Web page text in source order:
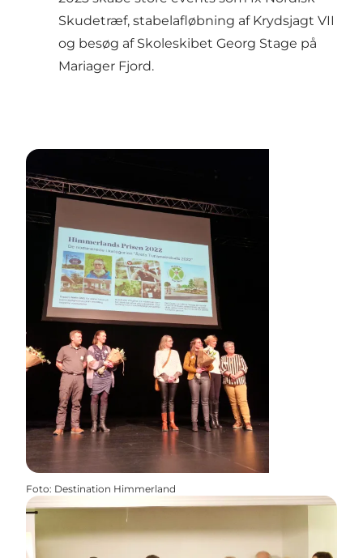
Skudetræf, stabelafløbning af Krydsjagt VII
og besøg af Skoleskibet Georg Stage på
Mariager Fjord.
Foto: Destination Himmerland